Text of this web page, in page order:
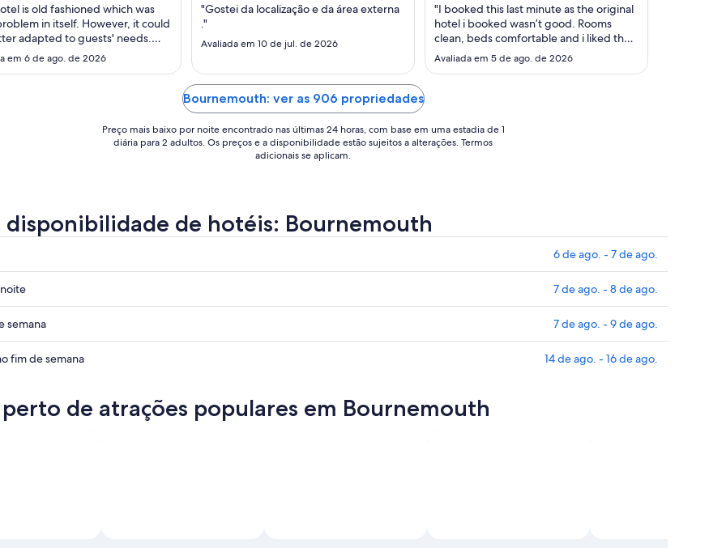
estadia
de
6
set.
de
set..
is old fashioned which was
in itself. However, it could
adapted to guests' needs.
no air conditioning or even a
makes the rooms very
em 6 de ago. de 2026
estadia
set.
a
7
de
set..
"Gostei da localização e da área externa
."
Avaliada em 10 de jul. de 2026
estadia
de
23
ago.
"I booked this last minute as the original
hotel i booked wasn’t good. Rooms
clean, beds comfortable and i liked the
fact they have an onsite bar and
restaurant, i was travelling on my own so
Avaliada em 5 de ago. de 2026
Bournemouth: ver as 906 propriedades
Preço mais baixo por noite encontrado nas últimas 24 horas, com base em uma estadia de 1
diária para 2 adultos. Os preços e a disponibilidade estão sujeitos a alterações. Termos
adicionais se aplicam.
disponibilidade de hotéis: Bournemouth
6 de ago. - 7 de ago.
7 de ago. - 8 de ago.
semana 7 de ago. - 9 de ago.
fim de semana 14 de ago. - 16 de ago.
de atrações populares em Bournemouth